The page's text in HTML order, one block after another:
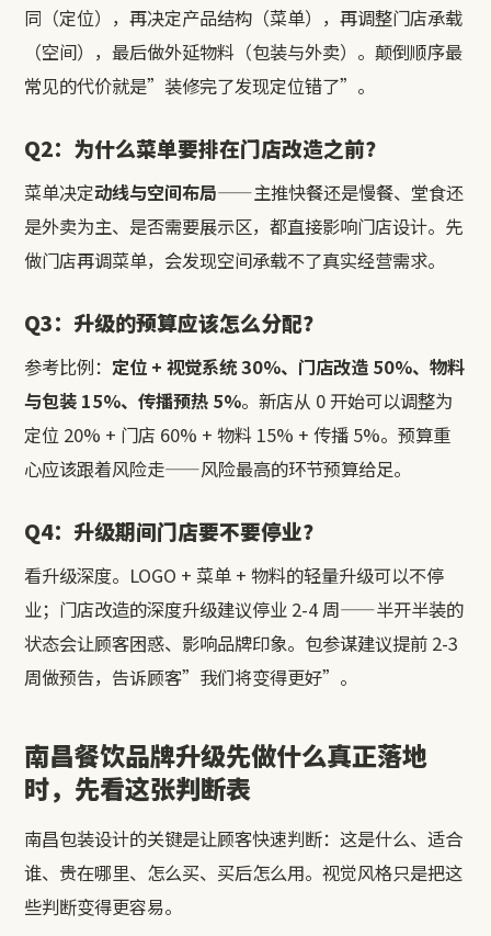
同（定位），再决定产品结构（菜单），再调整门店承载
（空间），最后做外延物料（包装与外卖）。颠倒顺序最
常见的代价就是”装修完了发现定位错了”。
Q2：为什么菜单要排在门店改造之前？
菜单决定动线与空间布局——主推快餐还是慢餐、堂食还
是外卖为主、是否需要展示区，都直接影响门店设计。先
做门店再调菜单，会发现空间承载不了真实经营需求。
Q3：升级的预算应该怎么分配？
参考比例：定位 + 视觉系统 30%、门店改造 50%、物料
与包装 15%、传播预热 5%。新店从 0 开始可以调整为
定位 20% + 门店 60% + 物料 15% + 传播 5%。预算重
心应该跟着风险走——风险最高的环节预算给足。
Q4：升级期间门店要不要停业？
看升级深度。LOGO + 菜单 + 物料的轻量升级可以不停
业；门店改造的深度升级建议停业 2-4 周——半开半装的
状态会让顾客困惑、影响品牌印象。包参谋建议提前 2-3
周做预告，告诉顾客”我们将变得更好”。
南昌餐饮品牌升级先做什么真正落地
时，先看这张判断表
南昌包装设计的关键是让顾客快速判断：这是什么、适合
谁、贵在哪里、怎么买、买后怎么用。视觉风格只是把这
些判断变得更容易。